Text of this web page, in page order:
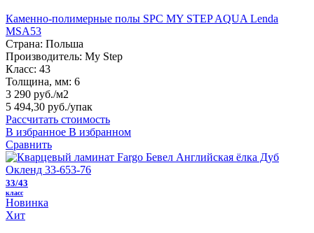
Каменно-полимерные полы SPC MY STEP AQUA Lenda
MSA53
Страна: Польша
Производитель: My Step
Класс: 43
Толщина, мм: 6
3 290 руб./м2
5 494,30 руб./упак
Рассчитать стоимость
В избранное В избранном
Сравнить
33/43
класс
Новинка
Хит